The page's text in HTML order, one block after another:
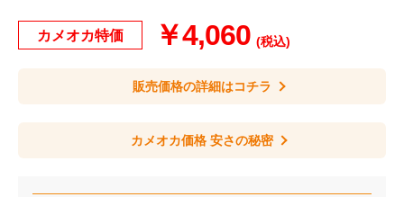
カメオカ特価 ￥4,060 (税込)
販売価格の詳細はコチラ
カメオカ価格 安さの秘密